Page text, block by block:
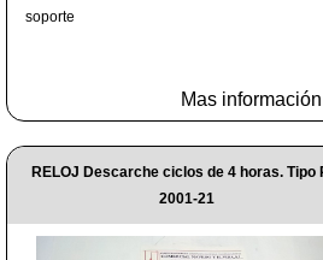
soporte
Mas información
RELOJ Descarche ciclos de 4 horas. Tipo
2001-21